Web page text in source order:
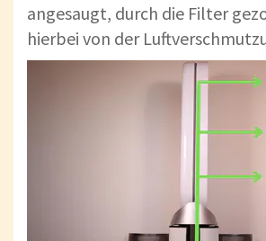
angesaugt, durch die Filter
hierbei von der